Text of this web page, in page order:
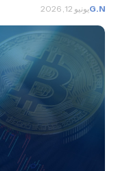
G.Nيونيو 12, 2026